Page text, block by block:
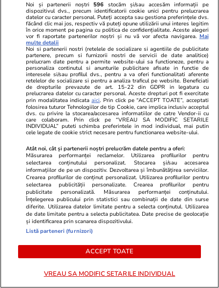
Elle.ro
Este vestea momentului în
showbiz! La 53 de ani, celebra
actriță a anunțat oficial nașterea
celui de-al treilea copil al său:
"Bun venit în lume, fiule"
Unica.ro
Mirabela
flancată de
aflat
de Apel
MONDEN
Exclusiv
Stiri Mondene 15:45
La ce oră se trezește Neti
Sandu dimineața. Vedeta a
programul de la PRO TV:
Noi și partenerii noștri 596 stocăm și/sau accesăm informații pe
dispozitivul dvs., precum identificatorii cookie unici pentru prelucrarea
datelor cu caracter personal. Puteți accepta sau gestiona preferințele dvs.
făcând clic mai jos, respectiv vă puteți opune utilizării unui interes legitim
în orice moment pe pagina cu politica de confidențialitate. Aceste alegeri
vor fi raportate partenerilor noștri și nu vă vor afecta navigarea. Mai
multe detalii
Noi si partenerii nostri (retelele de socializare si agentiile de publicitate
partenere, precum si furnizorii nostri de servicii de date analitice)
prelucram date pentru a permite website-ului sa functioneze, pentru a
personaliza continutul si anunturile publicitare afisate in functie de
interesele si/sau profilul dvs., pentru a va oferi functionalitati aferente
retelelor de socializare si pentru a analiza traficul pe website. Beneficiati
de drepturile prevazute de art. 15-22 din GDPR in legatura cu
prelucrarea datelor cu caracter personal. Aceste drepturi pot fi exercitate
prin modalitatea indicataaici. Prin click pe “ACCEPT TOATE”, acceptati
folosirea tuturor Tehnologiilor de tip Cookie, care implica inclusiv acceptul
dvs. cu privire la stocarea/accesarea informatiilor de catre Vendor-ii cu
care colaboram. Prin click pe “VREAU SA MODIFIC SETARILE
INDIVIDUAL” puteti schimba preferintele in mod individual, mai putin
cele legate de cookie strict necesare pentru functionarea website-ului.
Atât noi, cât și partenerii noștri prelucrăm datele pentru a oferi:
Măsurarea performanței reclamelor. Utilizarea profilurilor pentru
selectarea conținutului personalizat. Stocarea și/sau accesarea
informațiilor de pe un dispozitiv. Dezvoltarea și îmbunătățirea serviciilor.
Crearea profilurilor de conținut personalizat. Utilizarea profilurilor pentru
selectarea publicității personalizate. Crearea profilurilor pentru
publicitate personalizată. Măsurarea performanței conținutului.
Înțelegerea publicului prin statistici sau combinații de date din surse
diferite. Utilizarea datelor limitate pentru a selecta conținutul. Utilizarea
de date limitate pentru a selecta publicitatea. Date precise de geolocație
și identificarea prin scanarea dispozitivului.
Listă parteneri (furnizori)
ACCEPT TOATE
VREAU SA MODIFIC SETARILE INDIVIDUAL